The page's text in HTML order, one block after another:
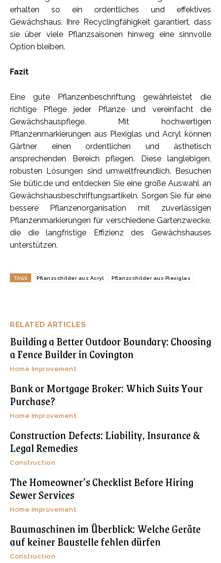
RELATED ARTICLES
Building a Better Outdoor Boundary: Choosing
a Fence Builder in Covington
Home Improvement
Bank or Mortgage Broker: Which Suits Your
Purchase?
Home Improvement
Construction Defects: Liability, Insurance &
Legal Remedies
Construction
The Homeowner’s Checklist Before Hiring
Sewer Services
Home Improvement
Baumaschinen im Überblick: Welche Geräte
auf keiner Baustelle fehlen dürfen
Construction
erhalten so ein ordentliches und effektives
Gewächshaus. Ihre Recyclingfähigkeit garantiert, dass
sie über viele Pflanzsaisonen hinweg eine sinnvolle
Option bleiben.
Fazit
Eine gute Pflanzenbeschriftung gewährleistet die
richtige Pflege jeder Pflanze und vereinfacht die
Gewächshauspflege. Mit hochwertigen
Pflanzenmarkierungen aus Plexiglas und Acryl können
Gärtner einen ordentlichen und ästhetisch
ansprechenden Bereich pflegen. Diese langlebigen,
robusten Lösungen sind umweltfreundlich. Besuchen
Sie bütic.de und entdecken Sie eine große Auswahl an
Gewächshausbeschriftungsartikeln. Sorgen Sie für eine
bessere Pflanzenorganisation mit zuverlässigen
Pflanzenmarkierungen für verschiedene Gartenzwecke,
die die langfristige Effizienz des Gewächshauses
unterstützen.
TAGS Pflanzschilder aus Acryl Pflanzschilder aus Plexiglas